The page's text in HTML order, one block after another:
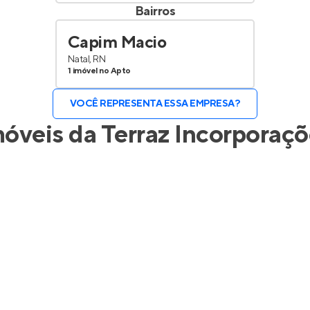
Bairros
Capim Macio
Natal, RN
1 imóvel no Apto
VOCÊ REPRESENTA ESSA EMPRESA?
daTerraz